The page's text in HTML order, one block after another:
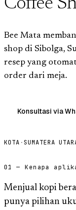
Coffee
Bee Mata
shop di Sibolga,
resep yang
order dari meja.
Konsultasi via
KOTA · SUMATERA
01 — Kenapa
Menjual kopi
punya pilihan